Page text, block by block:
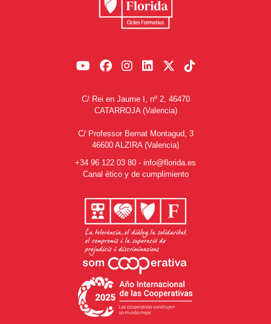
C/ Rei en Jaume I, nº 2, 46470
CATARROJA (Valencia)
C/ Professor Bernat Montagud, 3
46600 ALZIRA (Valencia)
+34 96 122 03 80 - info@florida.es
Canal ético y de cumplimiento